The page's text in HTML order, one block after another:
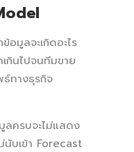
อมูลจะเกิดอะไร
กินไปจนทีมขาย
ทางธุรกิจ
ลครบจะไม่แสดง
บเข้า Forecast